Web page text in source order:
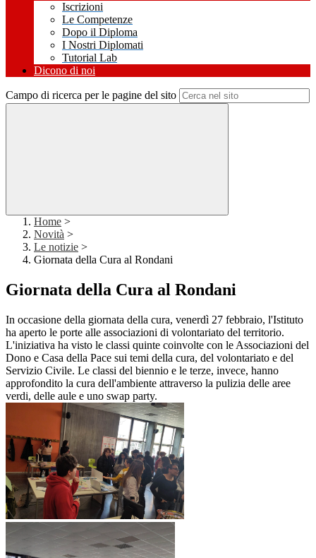
Iscrizioni
Le Competenze
Dopo il Diploma
I Nostri Diplomati
Tutorial Lab
Dicono di noi
Campo di ricerca per le pagine del sito
Home >
Novità >
Le notizie >
Giornata della Cura al Rondani
Giornata della Cura al Rondani
In occasione della giornata della cura, venerdì 27 febbraio, l'Istituto
ha aperto le porte alle associazioni di volontariato del territorio.
L'iniziativa ha visto le classi quinte coinvolte con le Associazioni del
Dono e Casa della Pace sui temi della cura, del volontariato e del
Servizio Civile. Le classi del biennio e le terze, invece, hanno
approfondito la cura dell'ambiente attraverso la pulizia delle aree
verdi, delle aule e uno swap party.